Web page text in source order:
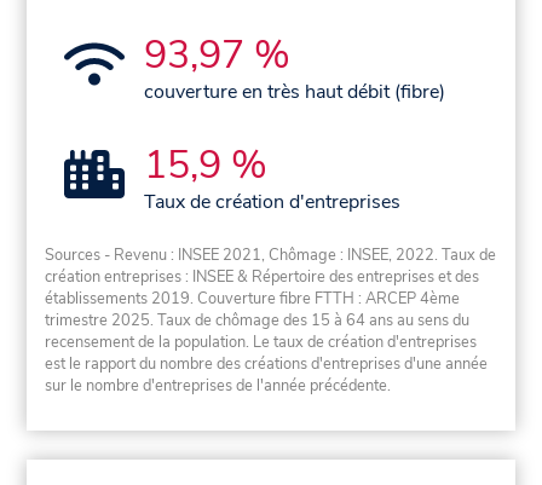
93,97 %
couverture en très haut débit (fibre)
15,9 %
Taux de création d'entreprises
Sources - Revenu : INSEE 2021, Chômage : INSEE, 2022. Taux de
création entreprises : INSEE & Répertoire des entreprises et des
établissements 2019. Couverture fibre FTTH : ARCEP 4ème
trimestre 2025. Taux de chômage des 15 à 64 ans au sens du
recensement de la population. Le taux de création d'entreprises
est le rapport du nombre des créations d'entreprises d'une année
sur le nombre d'entreprises de l'année précédente.